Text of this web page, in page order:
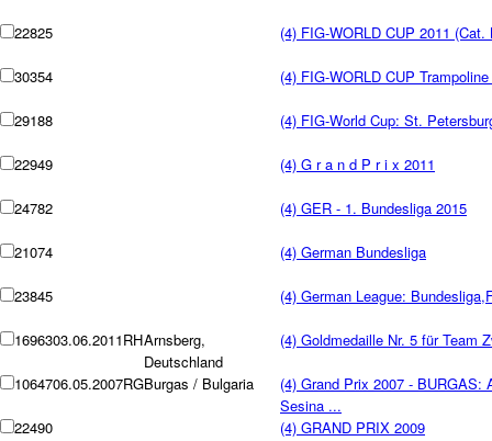
22825 (4) FIG-WORLD CUP 2011
30354 (4) FIG-WORLD CUP
29188 (4) FIG-World Cup: St.
22949 (4) G r a n d P r i x 2011
24782 (4) GER - 1. Bundesliga 2015
21074 (4) German Bundesliga
23845 (4) German League:
1696303.06.2011RHArnsberg,
Deutschland
(4) Goldmedaille Nr. 5 für Team
1064706.05.2007RGBurgas / Bulgaria
(4) Grand Prix 2007 - BURGAS:
Sesina ...
22490
(4) GRAND PRIX 2009